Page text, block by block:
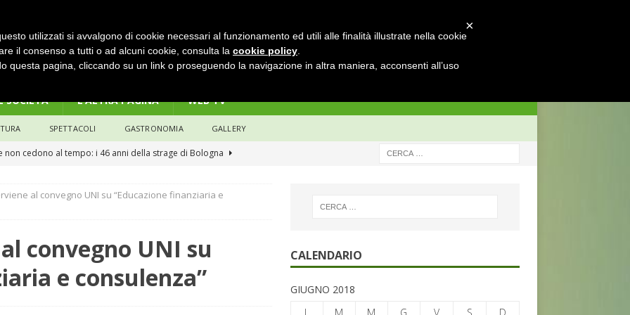
SOCIETÀ L’ALTRA PAGINA WEB TV
SPETTACOLI GASTRONOMIA GALLERY
non cedono al tempo: i 46 anni della strage di Bologna
modello di equilibrio nel credito. Debiti più leggeri e rate sotto
e il credito: più finanziamenti della media nazionale, ma rate e
al convegno UNI su “Educazione finanziaria e
convegno UNI su
e consulenza”
CALENDARIO
GIUGNO 2018
L
M M G V S
D
×
utilizzati si avvalgono di cookie necessari al funzionamento ed utili alle finalità illustrate nella cookie
il consenso a tutti o ad alcuni cookie, consulta la cookie policy
questa pagina, cliccando su un link o proseguendo la navigazione in altra maniera, acconsenti all’uso